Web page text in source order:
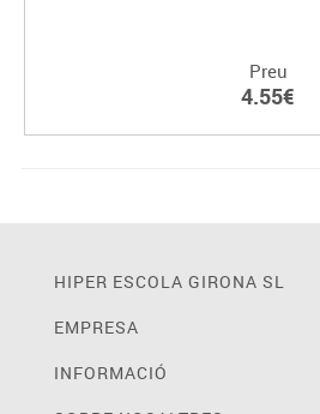
Preu
4.55€
HIPER ESCOLA GIRONA SL
EMPRESA
INFORMACIÓ